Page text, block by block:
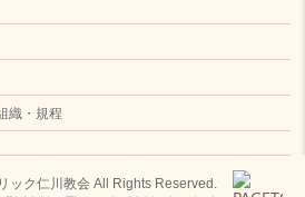
織・規程
ック仁川教会All Rights Reserved.